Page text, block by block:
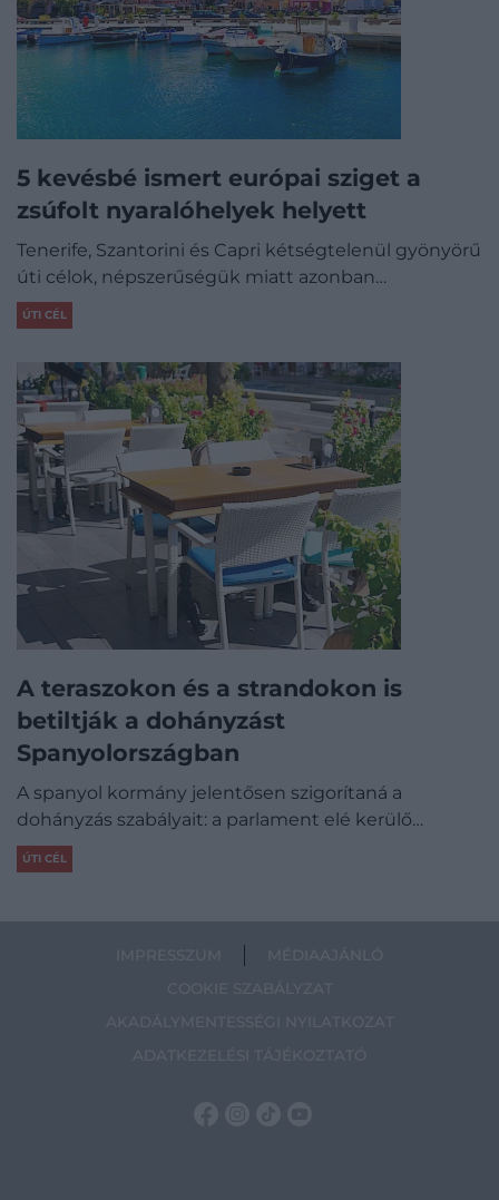
5 kevésbé ismert európai sziget a
zsúfolt nyaralóhelyek helyett
Tenerife, Szantorini és Capri kétségtelenül gyönyörű
úti célok, népszerűségük miatt azonban…
ÚTI CÉL
A teraszokon és a strandokon is
betiltják a dohányzást
Spanyolországban
A spanyol kormány jelentősen szigorítaná a
dohányzás szabályait: a parlament elé kerülő…
ÚTI CÉL